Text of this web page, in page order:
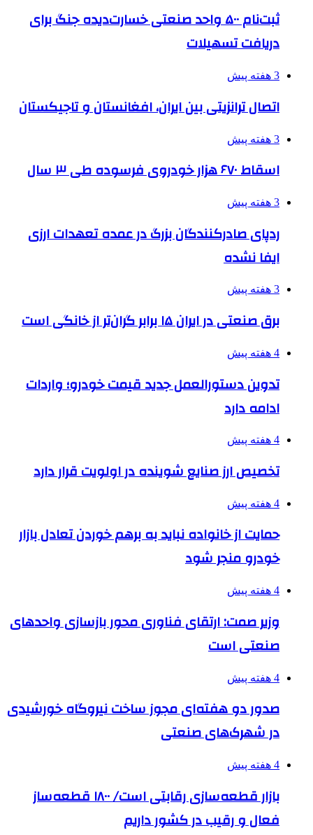
ثبت‌نام ۵۰۰ واحد صنعتی خسارت‌دیده جنگ برای
دریافت تسهیلات
3 هفته پیش
اتصال ترانزیتی بین ایران، افغانستان و تاجیکستان
3 هفته پیش
اسقاط ۶۷۰ هزار خودروی فرسوده طی ۳ سال
3 هفته پیش
ردپای صادرکنندگان بزرگ در عمده تعهدات ارزی
ایفا نشده
3 هفته پیش
برق صنعتی در ایران ۱۵ برابر گران‌تر از خانگی است
4 هفته پیش
تدوین دستورالعمل جدید قیمت خودرو؛ واردات
ادامه دارد
4 هفته پیش
تخصیص ارز صنایع شوینده در اولویت قرار دارد
4 هفته پیش
حمایت از خانواده نباید به برهم خوردن تعادل بازار
خودرو منجر شود
4 هفته پیش
وزیر صمت: ارتقای فناوری محور بازسازی واحدهای
صنعتی است
4 هفته پیش
صدور دو هفته‌ای مجوز ساخت نیروگاه خورشیدی
در شهرک‌های صنعتی
4 هفته پیش
بازار قطعه‌سازی رقابتی است/ ۱۸۰۰ قطعه‌ساز
فعال و رقیب در کشور داریم